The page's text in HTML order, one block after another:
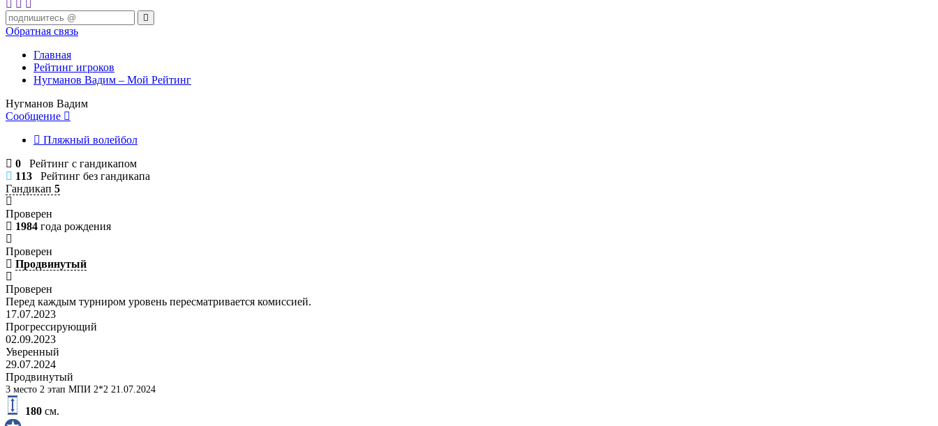
Обратная связь
Главная
Рейтинг игроков
Нугманов Вадим – Мой Рейтинг
Нугманов Вадим
Сообщение
Пляжный волейбол
0 Рейтинг с гандикапом
113 Рейтинг без гандикапа
Гандикап 5
Проверен
1984 года рождения
Проверен
Продвинутый
Проверен
Перед каждым турниром уровень пересматривается комиссией.
17.07.2023
Прогрессирующий
02.09.2023
Уверенный
29.07.2024
Продвинутый
3 место 2 этап МПИ 2*2 21.07.2024
180 см.